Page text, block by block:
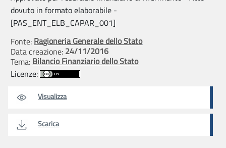
dovuto in formato elaborabile -
[PAS_ENT_ELB_CAPAR_001]
Fonte: Ragioneria Generale dello Stato
Data creazione: 24/11/2016
Tema: Bilancio Finanziario dello Stato
Licenze:
Visualizza
Scarica